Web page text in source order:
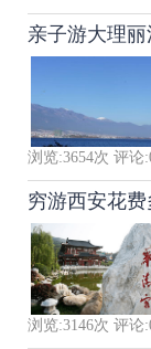
亲子游大理
浏览:3654次 评论:
穷游西安花
浏览:3146次 评论: